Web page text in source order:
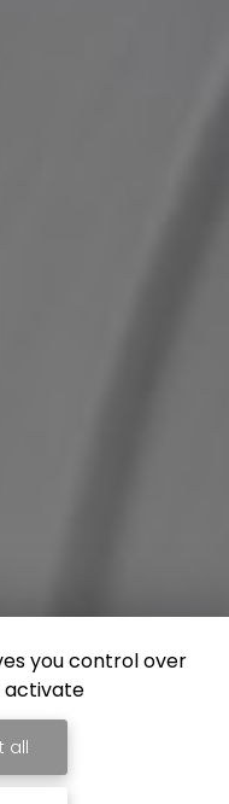
you control over
activate
all